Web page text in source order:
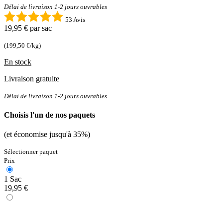
Délai de livraison 1-2 jours ouvrables
53 Avis
19,95 € par sac
(199,50 €/kg)
En stock
Livraison gratuite
Délai de livraison 1-2 jours ouvrables
Choisis l'un de nos paquets
(et économise jusqu'à 35%)
Sélectionner paquet
Prix
1 Sac
19,95 €